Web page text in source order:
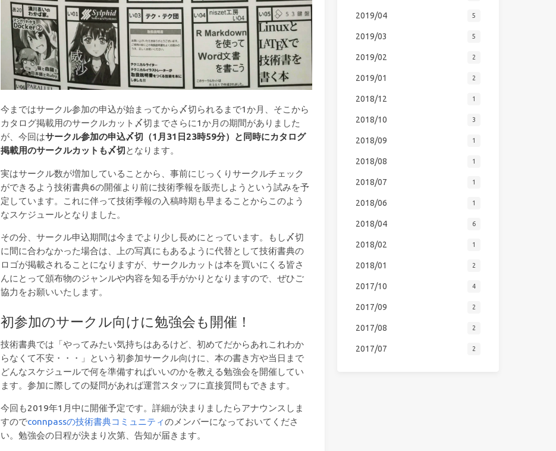
今まではサークル参加の申込が始まってから〆切られるまで1か月、そこから
カタログ掲載用のサークルカット〆切までさらに1か月の期間がありました
が、今回はサークル参加の申込〆切（1月31日23時59分）と同時にカタログ
掲載用のサークルカットも〆切となります。
実はサークル数が増加していることから、事前にじっくりサークルチェック
ができるよう技術書典6の開催より前に技術季報を販売しようという試みを予
定しています。これに伴って技術季報の入稿時期も早まることからこのよう
なスケジュールとなりました。
その分、サークル申込期間は今までより少し長めにとっています。もし〆切
に間に合わなかった場合は、上の写真にもあるように代替として技術書典の
ロゴが掲載されることになりますが、サークルカットは本を買いにくる皆さ
んにとって頒布物のジャンルや内容を知る手がかりとなりますので、ぜひご
協力をお願いいたします。
初参加のサークル向けに勉強会も開催！
技術書典では「やってみたい気持ちはあるけど、初めてだからあれこれわか
らなくて不安・・・」という初参加サークル向けに、本の書き方や当日まで
どんなスケジュールで何を準備すればいいのかを教える勉強会を開催してい
ます。参加に際しての疑問があれば運営スタッフに直接質問もできます。
今回も2019年1月中に開催予定です。詳細が決まりましたらアナウンスしま
すのでconnpassの技術書典コミュニティのメンバーになっておいてくださ
い。勉強会の日程が決まり次第、告知が届きます。
2019/04 5
2019/03 5
2019/02 2
2019/01 2
2018/12 1
2018/10 3
2018/09 1
2018/08 1
2018/07 1
2018/06 1
2018/04 6
2018/02 1
2018/01 2
2017/10 4
2017/09 2
2017/08 2
2017/07 2